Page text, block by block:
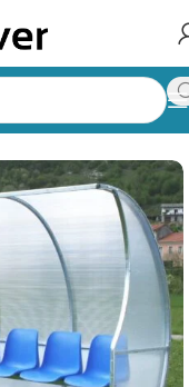
Tribüünid, vahetusala